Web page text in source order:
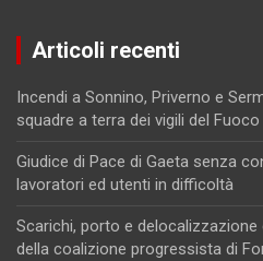
Articoli recenti
Incendi a Sonnino, Priverno e
squadre a terra dei vigili del Fuoco
Giudice di Pace di Gaeta senza
lavoratori ed utenti in difficoltà
Scarichi, porto e
della coalizione progressista di